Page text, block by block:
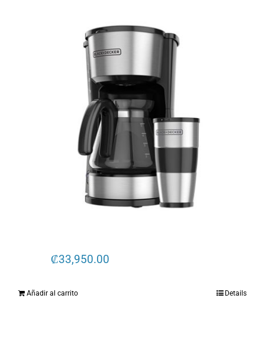
₡33,950.00
Añadir al carrito Details